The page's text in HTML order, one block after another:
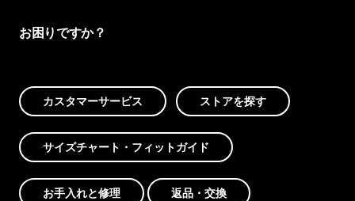
お困りですか？
カスタマーサービス ストアを探す
サイズチャート・フィットガイド
お手入れと修理 返品・交換